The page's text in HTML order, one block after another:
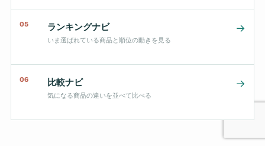
05 ランキングナビ
いま選ばれている商品と順位の動きを見る
→
06 比較ナビ
気になる商品の違いを並べて比べる
→